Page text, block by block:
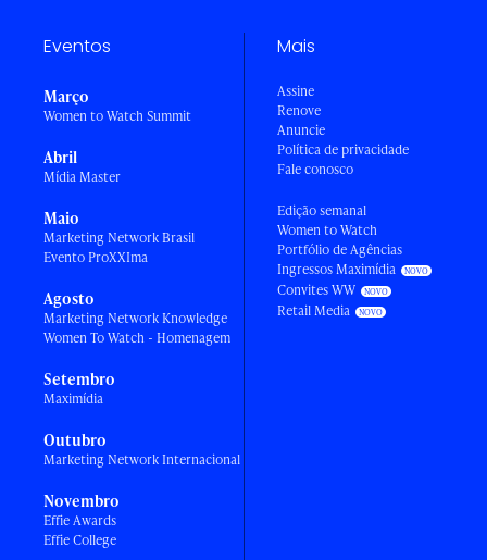
Eventos
Março
Women to Watch Summit
Abril
Mídia Master
Maio
Marketing Network Brasil
Evento ProXXIma
Agosto
Marketing Network Knowledge
Women To Watch - Homenagem
Setembro
Maximídia
Outubro
Marketing Network Internacional
Novembro
Effie Awards
Effie College
Mais
Assine
Renove
Anuncie
Política de privacidade
Fale conosco
Edição semanal
Women to Watch
Portfólio de Agências
Ingressos Maximídia
Convites WW
Retail Media